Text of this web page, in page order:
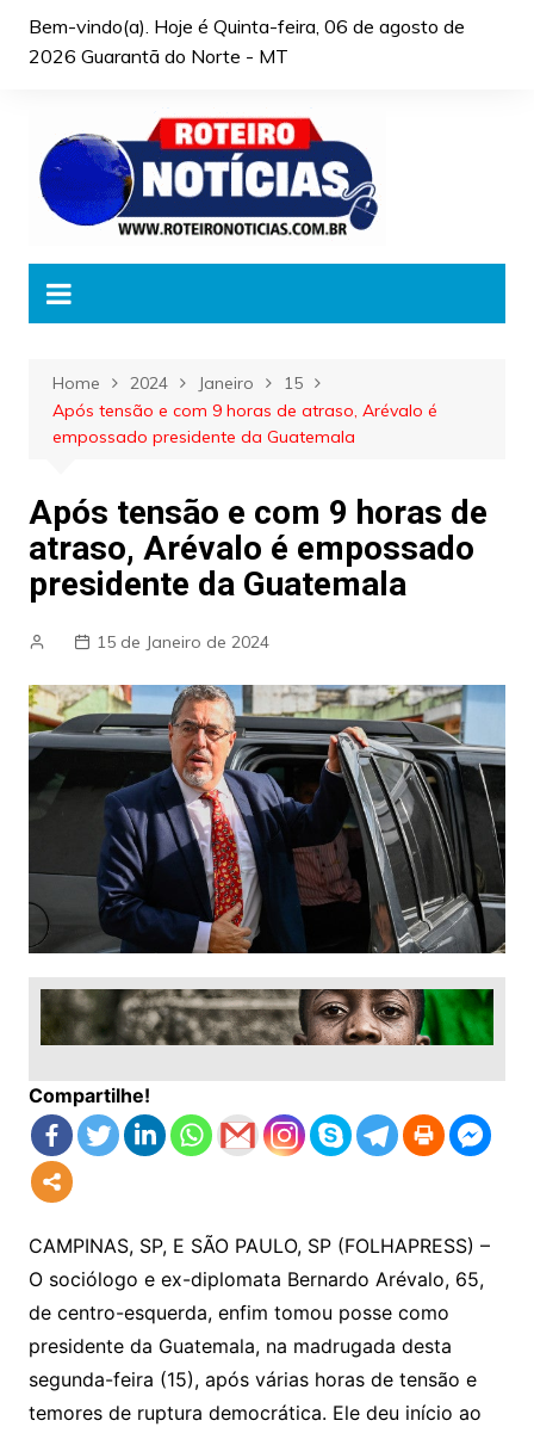
Bem-vindo(a). Hoje é Quinta-feira, 06 de agosto de
2026 Guarantã do Norte - MT
Home 2024 Janeiro
15
Após tensão e com 9 horas de atraso, Arévalo é
empossado presidente da Guatemala
Após tensão e com 9 horas de
atraso, Arévalo é empossado
presidente da Guatemala
15 de Janeiro de 2024
Compartilhe!
CAMPINAS, SP, E SÃO PAULO, SP (FOLHAPRESS) –
O sociólogo e ex-diplomata Bernardo Arévalo, 65,
de centro-esquerda, enfim tomou posse como
presidente da Guatemala, na madrugada desta
segunda-feira (15), após várias horas de tensão e
temores de ruptura democrática. Ele deu início ao